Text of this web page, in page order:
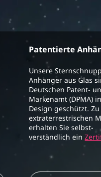
Patentierte
Unsere
Anhänger aus Glas
Deutschen Patent-
Markenamt (DPMA)
Design geschützt.
extraterrestrischen
erhalten Sie selbst-
verständlich ein